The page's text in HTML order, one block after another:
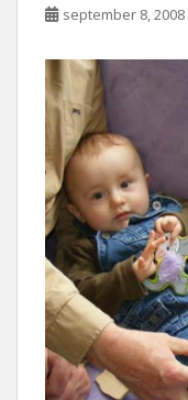
september 8, 2008